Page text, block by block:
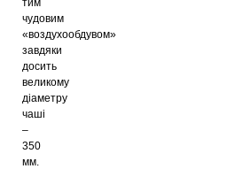
тим
чудовим
«воздухообдувом»
завдяки
досить
великому
діаметру
чаші
–
350
мм.